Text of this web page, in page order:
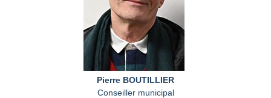
Pierre BOUTILLIER
Conseiller municipal